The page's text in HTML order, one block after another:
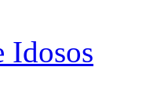
Idosos